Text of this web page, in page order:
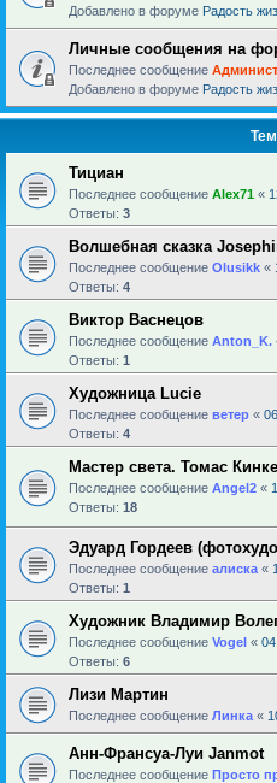
Добавлено в форуме Радость
Личные сообщения на
Последнее сообщение
Добавлено в форуме Радость
Тициан
Последнее сообщение Alex71 «
Ответы: 3
Волшебная сказка
Последнее сообщение Olusikk «
Ответы: 4
Виктор Васнецов
Последнее сообщение Anton_K.
Ответы: 1
Художница Lucie
Последнее сообщение ветер «
Ответы: 4
Мастер света. Томас
Последнее сообщение Angel2 «
Ответы: 18
Эдуард Гордеев
Последнее сообщение алиска «
Ответы: 1
Художник Владимир
Последнее сообщение Vogel «
Ответы: 6
Лизи Мартин
Последнее сообщение Линка «
Анн-Франсуа-Луи Janmot
Последнее сообщение Просто